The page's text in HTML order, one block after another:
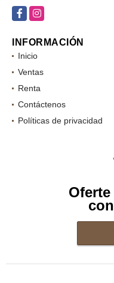
FacebookInstagram
INFORMACIÓN
Inicio
Ventas
Renta
Contáctenos
Políticas de privacidad